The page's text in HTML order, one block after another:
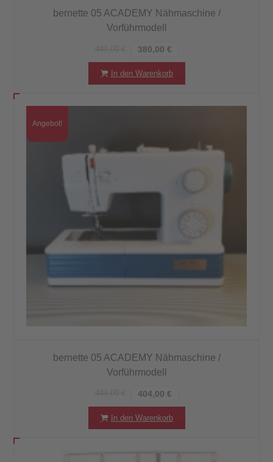
bernette 05 ACADEMY Nähmaschine /
Vorführmodell
380,00 €
In den Warenkorb
Angebot!
bernette 05 ACADEMY Nähmaschine /
Vorführmodell
404,00 €
In den Warenkorb